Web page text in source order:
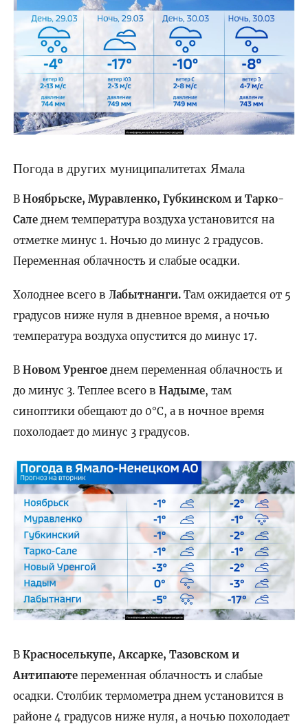
Погода в других муниципалитетах Ямала
В Ноябрьске, Муравленко, Губкинском и Тарко-
Саледнем температура воздуха установится на
отметке минус 1. Ночью до минус 2 градусов.
Переменная облачность и слабые осадки.
Холоднее всего в Лабытнанги.Там ожидается от 5
градусов ниже нуля в дневное время, а ночью
температура воздуха опустится до минус 17.
В Новом Уренгоеднем переменная облачность и
до минус 3. Теплее всего в Надыме, там
синоптики обещают до 0°C, а в ночное время
похолодает до минус 3 градусов.
В Красноселькупе, Аксарке, Тазовском и
Антипаютепеременная облачность и слабые
осадки. Столбик термометра днем установится в
районе 4 градусов ниже нуля, а ночью похолодает